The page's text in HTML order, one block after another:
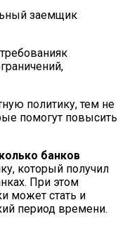
заемщик
политику, тем не
помогут повысить
банков
который получил
При этом
может стать и
период времени.